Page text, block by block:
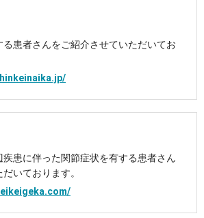
る患者さんをご紹介させていただいてお
疾患に伴った関節症状を有する患者さん
いております。